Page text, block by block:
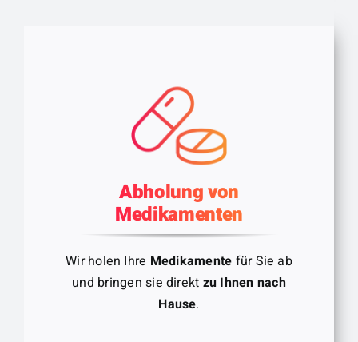
Abholung von
Medikamenten
Wir holen Ihre Medikamente für Sie ab
und bringen sie direkt zu Ihnen nach
Hause.